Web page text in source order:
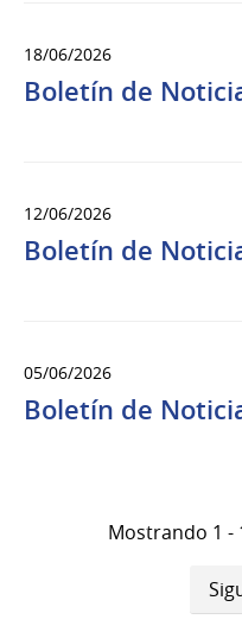
18/06/2026
Boletín de
12/06/2026
Boletín de
05/06/2026
Boletín de
Mostrando 1 -